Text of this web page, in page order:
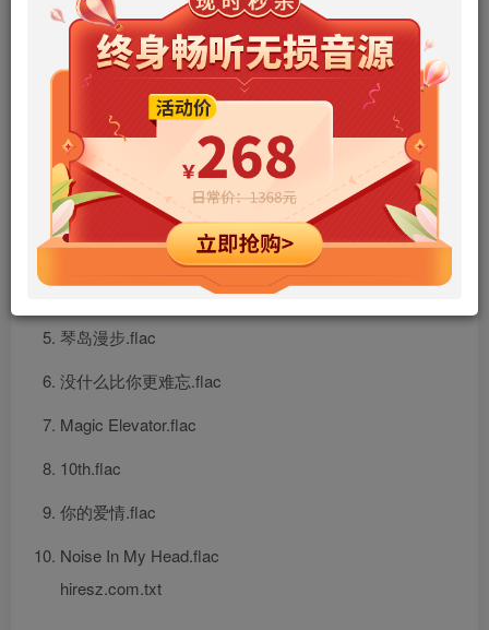
年卡会员 免费 永久会员
立即购买
您当前未登录！建议登陆后购买，可保存购买订单
海鸥.flac
暗示.flac
只是感觉.flac
梦中的你.flac
琴岛漫步.flac
没什么比你更难忘.flac
Magic Elevator.flac
10th.flac
你的爱情.flac
Noise In My Head.flac
hiresz.com.txt